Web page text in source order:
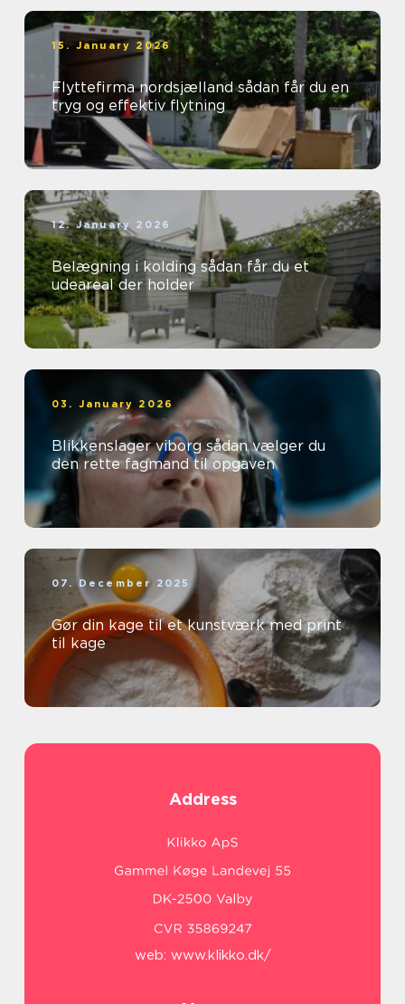
15. January 2026
Flyttefirma nordsjælland sådan får du en
tryg og effektiv flytning
12. January 2026
Belægning i kolding sådan får du et
udeareal der holder
03. January 2026
Blikkenslager viborg sådan vælger du
den rette fagmand til opgaven
07. December 2025
Gør din kage til et kunstværk med print
til kage
Address
web: www.klikko.dk/